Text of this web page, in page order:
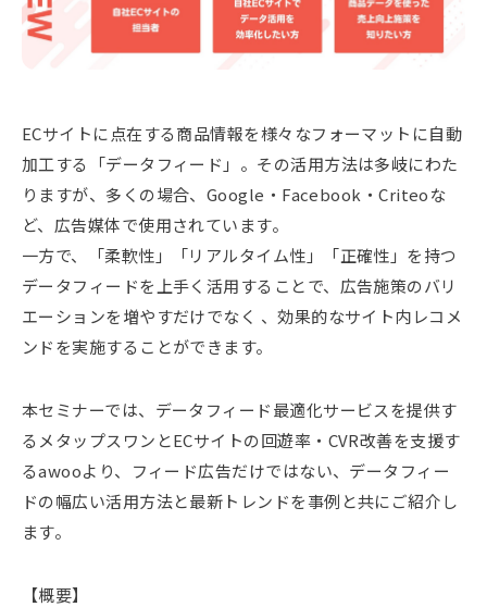
ECサイトに点在する商品情報を様々なフォーマットに自動
加工する「データフィード」。その活用方法は多岐にわた
りますが、多くの場合、Google・Facebook・Criteoな
ど、広告媒体で使用されています。
一方で、「柔軟性」「リアルタイム性」「正確性」を持つ
データフィードを上手く活用することで、広告施策のバリ
エーションを増やすだけでなく 、効果的なサイト内レコメ
ンドを実施することができます。
本セミナーでは、データフィード最適化サービスを提供す
るメタップスワンとECサイトの回遊率・CVR改善を支援す
るawooより、フィード広告だけではない、データフィー
ドの幅広い活用方法と最新トレンドを事例と共にご紹介し
ます。
【概要】